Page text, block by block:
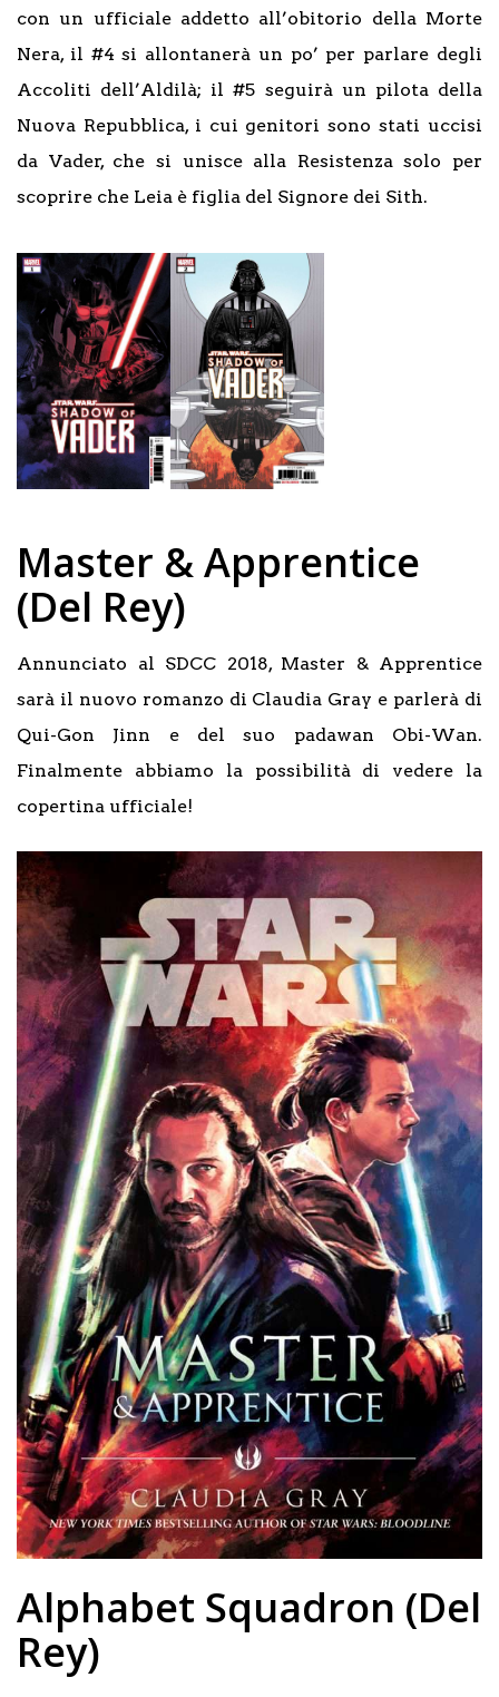
con un ufficiale addetto all’obitorio della Morte
Nera, il #4 si allontanerà un po’ per parlare degli
Accoliti dell’Aldilà; il #5 seguirà un pilota della
Nuova Repubblica, i cui genitori sono stati uccisi
da Vader, che si unisce alla Resistenza solo per
scoprire che Leia è figlia del Signore dei Sith.
Master & Apprentice
(Del Rey)
Annunciato al SDCC 2018, Master & Apprentice
sarà il nuovo romanzo di Claudia Gray e parlerà di
Qui-Gon Jinn e del suo padawan Obi-Wan.
Finalmente abbiamo la possibilità di vedere la
copertina ufficiale!
Alphabet Squadron (Del
Rey)